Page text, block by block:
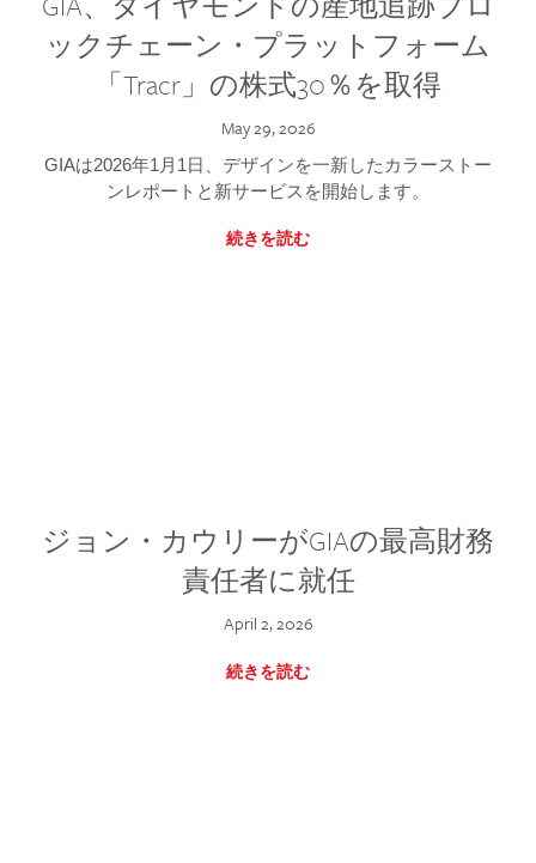
ックチェーン・プラットフォーム
「Tracr」の株式30％を取得
May 29, 2026
GIAは2026年1月1日、デザインを一新したカラーストー
ンレポートと新サービスを開始します。
続きを読む
ジョン・カウリーがGIAの最高財務
責任者に就任
April 2, 2026
続きを読む